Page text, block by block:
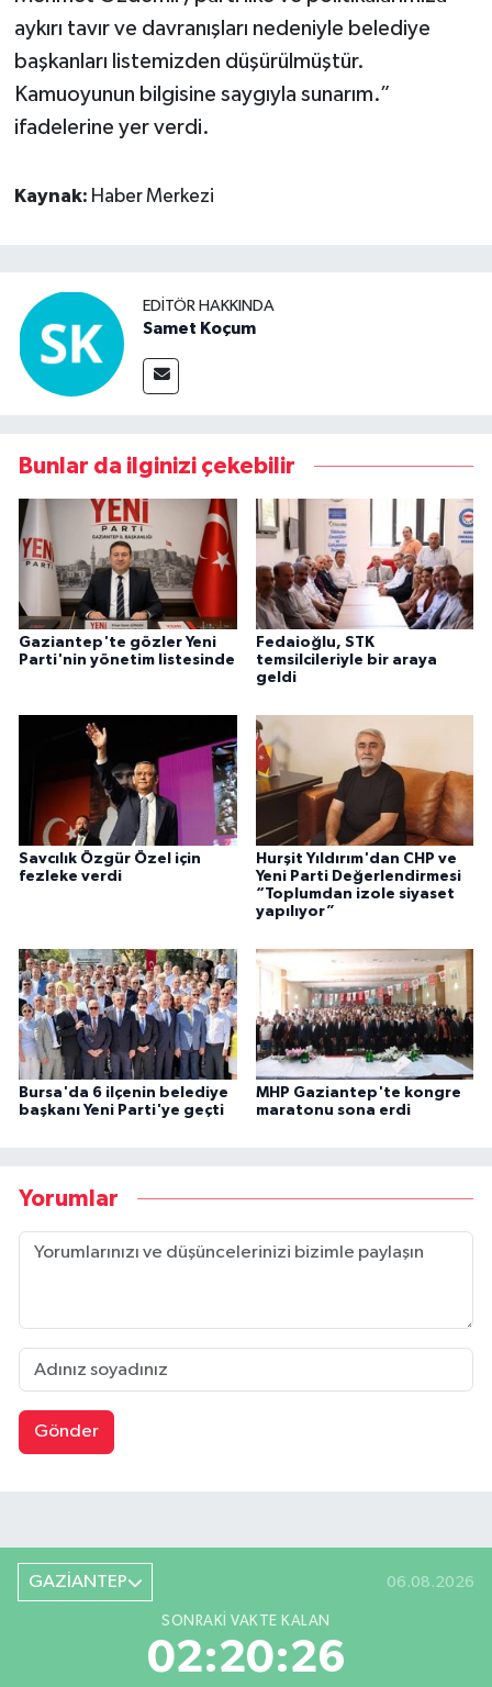
aykırı tavır ve davranışları nedeniyle belediye
başkanları listemizden düşürülmüştür.
Kamuoyunun bilgisine saygıyla sunarım.”
ifadelerine yer verdi.
Kaynak: Haber Merkezi
EDITÖR HAKKINDA
Samet Koçum
Bunlar da ilginizi çekebilir
Gaziantep'te gözler Yeni
Parti'nin yönetim listesinde
Fedaioğlu, STK
temsilcileriyle bir araya
geldi
Savcılık Özgür Özel için
fezleke verdi
Hurşit Yıldırım'dan CHP ve
Yeni Parti Değerlendirmesi
“Toplumdan izole siyaset
yapılıyor”
Bursa'da 6 ilçenin belediye
başkanı Yeni Parti'ye geçti
MHP Gaziantep'te kongre
maratonu sona erdi
Yorumlar
Gönder
GAZİANTEP 06.08.2026
SONRAKI VAKTE KALAN
02:20:25